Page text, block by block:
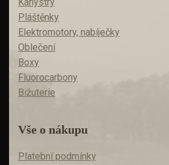
Pláštěnky
Elektromotory, nabíječky
Oblečení
Boxy
Fluorocarbony
Bižuterie
Vše o nákupu
Platební podmínky